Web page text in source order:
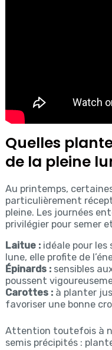
Quelles
de la pleine
Au printemps,
particulièrement
pleine. Les journées
privilégier pour semer
Laitue :idéale pour les
lune, elle profite de
Épinards :sensibles
poussent
Carottes :à planter
favoriser une bonne
Attention toutefois à
semis précipités :